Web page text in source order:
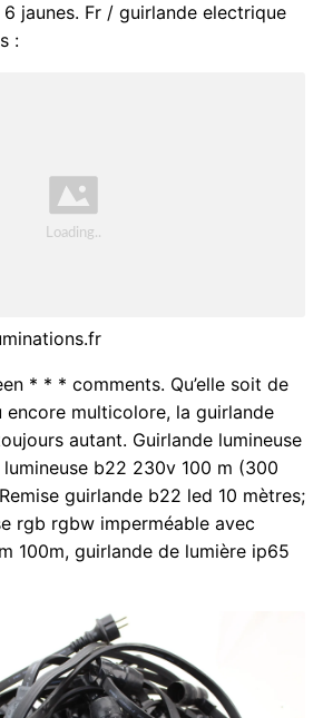
jaunes. Fr / guirlande electrique
:
* * * comments. Qu’elle soit de
encore multicolore, la guirlande
autant. Guirlande lumineuse
b22 230v 100 m (300
guirlande b22 led 10 mètres;
rgb rgbw imperméable avec
100m, guirlande de lumière ip65